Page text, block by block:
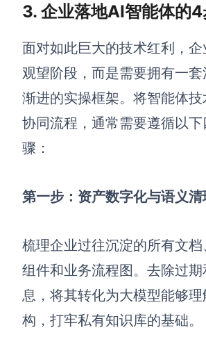
3. 企业落地AI智能体的
面对如此巨大的技术红利，
观望阶段，而是需要拥有一
渐进的实操框架。将智能体
协同流程，通常需要遵循以
骤：
第一步：资产数字化与语义清
梳理企业过往沉淀的所有文
组件和业务流程图。去除过
息，将其转化为大模型能够
构，打牢私有知识库的基础。